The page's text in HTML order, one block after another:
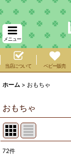
メニュー
当店について ベビー販売
ホーム > おもちゃ
おもちゃ
72件